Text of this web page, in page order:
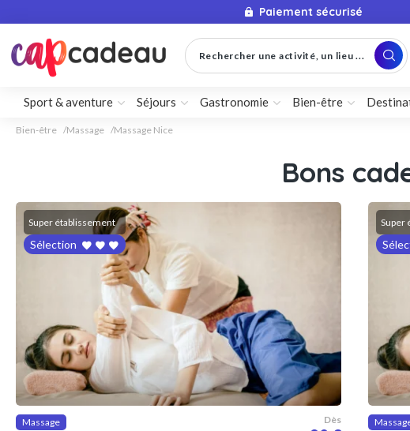
Paiement sécurisé
Rechercher une activité, un lieu ...
Sport & aventure Séjours Gastronomie Bien-être
Bien-être Massage Massage Nice
Bons
Super établissement
Sélection
Massage Dès
Super